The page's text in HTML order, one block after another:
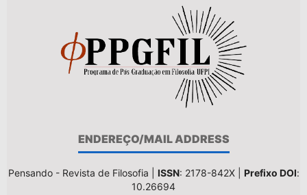
ENDEREÇO/MAIL ADDRESS
Pensando - Revista de Filosofia | ISSN: 2178-842X | Prefixo DOI:
10.26694